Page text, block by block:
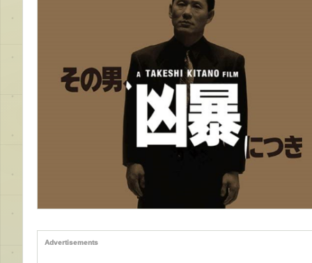
Advertisements